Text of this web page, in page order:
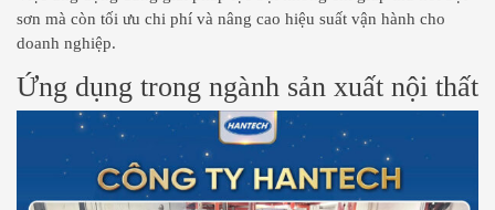
sơn mà còn tối ưu chi phí và nâng cao hiệu suất vận hành cho
doanh nghiệp.
Ứng dụng trong ngành sản xuất nội thất